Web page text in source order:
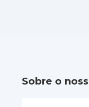
Sobre o